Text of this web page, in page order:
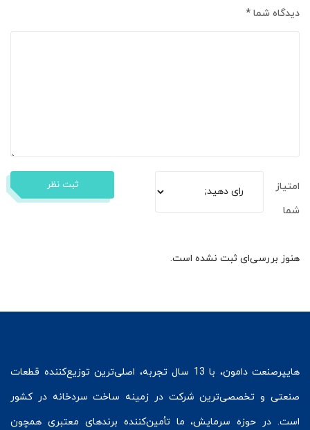
دیدگاه شما *
امتیاز
شما
ثبت نظر
هنوز بررسی‌ای ثبت نشده است.
هایپرصنعت
دامون، با 13 سال تجربه، اصلی‌ترین توزیع‌کننده قطعات
صنعتی و تخصصی‌ترین شرکت در زمینه ساخت سردخانه در کشور
است. در حوزه سرمایش، ما تأمین‌کننده برندهای معتبری همچون